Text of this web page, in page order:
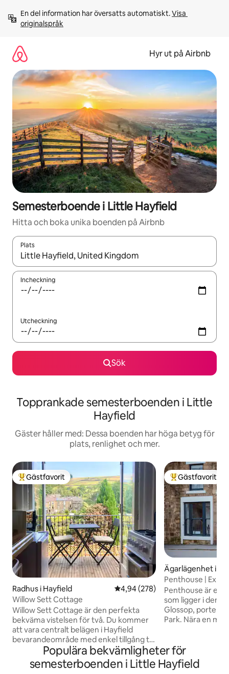
innehåll
En del information har översatts automatiskt. Visa
originalspråk
Hyr ut på Airbnb
Semesterboende i Little Hayfield
Hitta och boka unika boenden på Airbnb
Plats
När resultaten är tillgängliga kan du navigera med upp- och
Incheckning
Utcheckning
Sök
Topprankade semesterboenden i Little
Hayfield
Gäster håller med: Dessa boenden har höga betyg för
plats, renlighet och mer.
Populär gästfavorit
Gästfavorit
Radhus i Hayfield 4,94 av 5 i genomsnittligt
4,94 (278)
Willow Sett Cottage
Willow Sett Cottage är den perfekta
bekväma vistelsen för två. Du kommer
att vara centralt belägen i Hayfield
bevarandeområde med enkel tillgång till
lokala bekvämligheter och spektakulära
Peak District promenader. Vår 200 år
gamla rymliga enbäddsstuga erbjuder
Populär
Gästfavorit
Ägarlägenhet i
Penthouse |
Penthouse är en
som ligger i den
Glossop, porten
Park. Nära en
Glossop
direktlinje till
idealisk bostad
Populära bekvämligheter för
semesterboenden i Little Hayfield